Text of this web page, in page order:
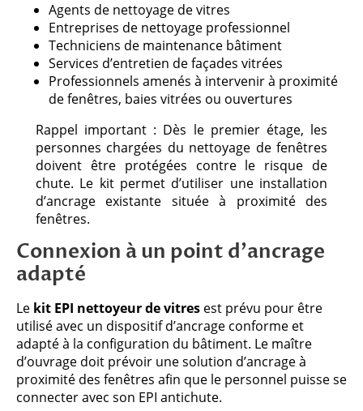
Agents de nettoyage de vitres
Entreprises de nettoyage professionnel
Techniciens de maintenance bâtiment
Services d’entretien de façades vitrées
Professionnels amenés à intervenir à proximité
de fenêtres, baies vitrées ou ouvertures
Rappel important : Dès le premier étage, les
personnes chargées du nettoyage de fenêtres
doivent être protégées contre le risque de
chute. Le kit permet d’utiliser une installation
d’ancrage existante située à proximité des
fenêtres.
Connexion à un point d’ancrage
adapté
Le kit EPI nettoyeur de vitres est prévu pour être
utilisé avec un dispositif d’ancrage conforme et
adapté à la configuration du bâtiment. Le maître
d’ouvrage doit prévoir une solution d’ancrage à
proximité des fenêtres afin que le personnel puisse se
connecter avec son EPI antichute.